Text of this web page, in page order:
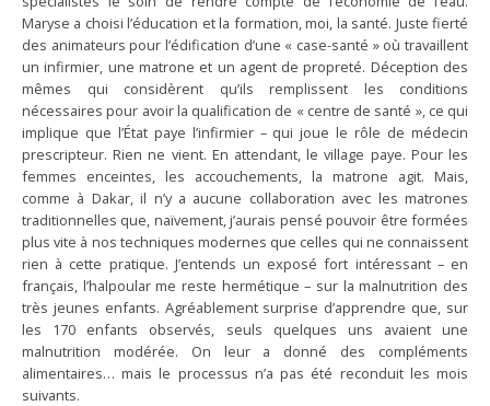
Maryse a choisi l’éducation et la formation, moi, la santé. Juste fierté
des animateurs pour l’édification d’une « case-santé » où travaillent
un infirmier, une matrone et un agent de propreté. Déception des
mêmes qui considèrent qu’ils remplissent les conditions
nécessaires pour avoir la qualification de « centre de santé », ce qui
implique que l’État paye l’infirmier – qui joue le rôle de médecin
prescripteur. Rien ne vient. En attendant, le village paye. Pour les
femmes enceintes, les accouchements, la matrone agit. Mais,
comme à Dakar, il n’y a aucune collaboration avec les matrones
traditionnelles que, naïvement, j’aurais pensé pouvoir être formées
plus vite à nos techniques modernes que celles qui ne connaissent
rien à cette pratique. J’entends un exposé fort intéressant – en
français, l’halpoular me reste hermétique – sur la malnutrition des
très jeunes enfants. Agréablement surprise d’apprendre que, sur
les 170 enfants observés, seuls quelques uns avaient une
malnutrition modérée. On leur a donné des compléments
alimentaires… mais le processus n’a pas été reconduit les mois
suivants.